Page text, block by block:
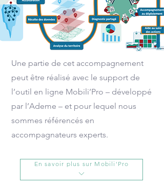
Une partie de cet accompagnement
peut être réalisé avec le support de
l’outil en ligne Mobili’Pro – développé
par l’Ademe – et pour lequel nous
sommes référencés en
accompagnateurs experts.
En savoir plus sur Mobili'Pro